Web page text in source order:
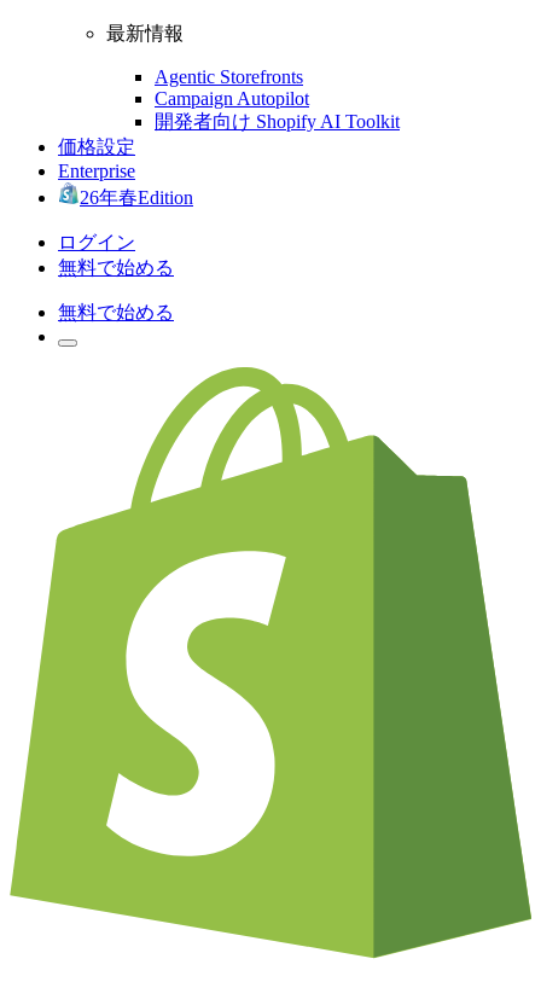
最新情報
Agentic Storefronts
Campaign Autopilot
開発者向け Shopify AI Toolkit
価格設定
Enterprise
26年春Edition
ログイン
無料で始める
無料で始める